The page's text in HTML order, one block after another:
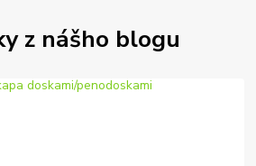
z nášho blogu